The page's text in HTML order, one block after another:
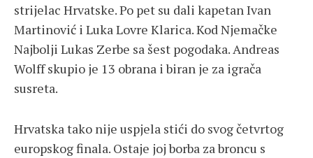
strijelac Hrvatske. Po pet su dali kapetan Ivan
Martinović i Luka Lovre Klarica. Kod Njemačke
Najbolji Lukas Zerbe sa šest pogodaka. Andreas
Wolff skupio je 13 obrana i biran je za igrača
susreta.
Hrvatska tako nije uspjela stići do svog četvrtog
europskog finala. Ostaje joj borba za broncu s